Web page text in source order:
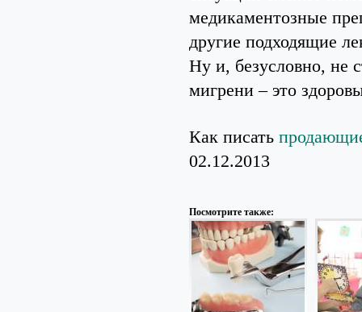
медикаментозные
другие подходящие
Ну и, безусловно, не
мигрени – это
Как писать
02.12.2013
Посмотрите также: